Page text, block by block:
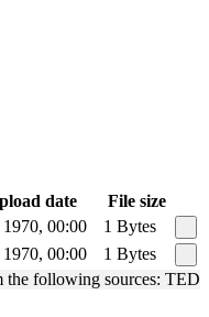
date
File size
1970, 00:00
1 Bytes
1970, 00:00
1 Bytes
the following sources: TED